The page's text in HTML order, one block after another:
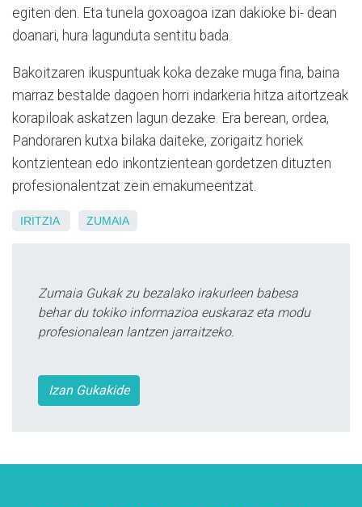
egiten den. Eta tunela goxoagoa izan dakioke bi- dean
doanari, hura lagunduta sentitu bada.
Bakoitzaren ikuspuntuak koka dezake muga fina, baina
marraz bestalde dagoen horri indarkeria hitza aitortzeak
korapiloak askatzen lagun dezake. Era berean, ordea,
Pandoraren kutxa bilaka daiteke, zorigaitz horiek
kontzientean edo inkontzientean gordetzen dituzten
profesionalentzat zein emakumeentzat.
IRITZIA ZUMAIA
Zumaia Gukak zu bezalako irakurleen babesa
behar du tokiko informazioa euskaraz eta modu
profesionalean lantzen jarraitzeko.
Izan Gukakide